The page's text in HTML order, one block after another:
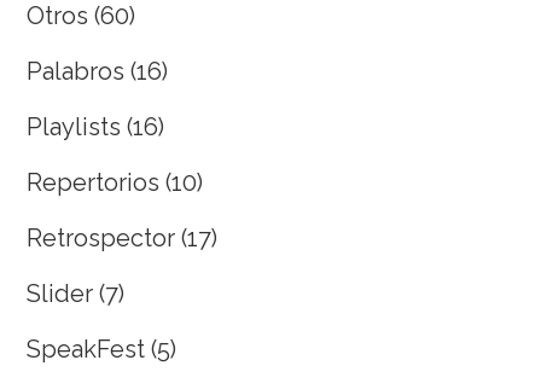
Otros (60)
Palabros (16)
Playlists (16)
Repertorios (10)
Retrospector (17)
Slider (7)
SpeakFest (5)